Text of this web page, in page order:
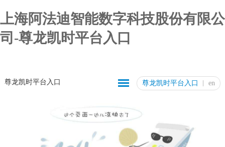
上海阿法迪智能数字科技股份有限公
司-尊龙凯时平台入口
尊龙凯时平台入口 尊龙凯时平台入口 en